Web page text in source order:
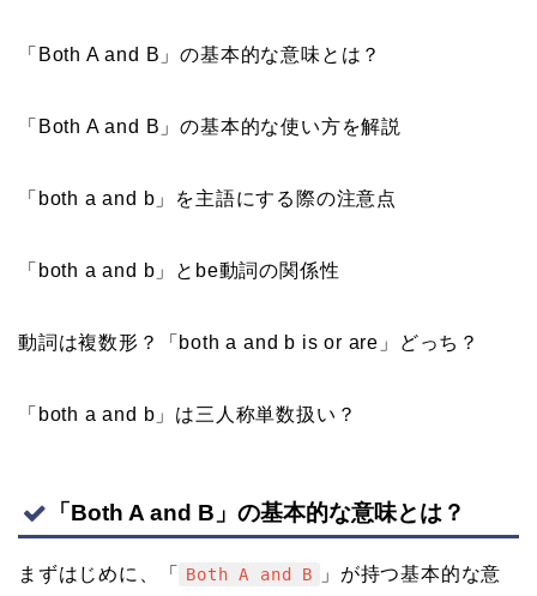
「Both A and B」の基本的な意味とは？
「Both A and B」の基本的な使い方を解説
「both a and b」を主語にする際の注意点
「both a and b」とbe動詞の関係性
動詞は複数形？「both a and b is or are」どっち？
「both a and b」は三人称単数扱い？
「Both A and B」の基本的な意味とは？
まずはじめに、「 Both A and B
」が持つ基本的な意